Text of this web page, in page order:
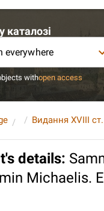
каталозі
everywhere
withopen access
Видання XVIII ст.
details:
Michaelis.